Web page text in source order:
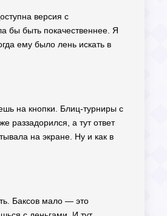
версия с
бы быть покачественнее. Я
ему было лень искать в
на кнопки. Блиц-турниры с
раззадорился, а тут ответ
на экране. Ну и как в
Баксов мало — это